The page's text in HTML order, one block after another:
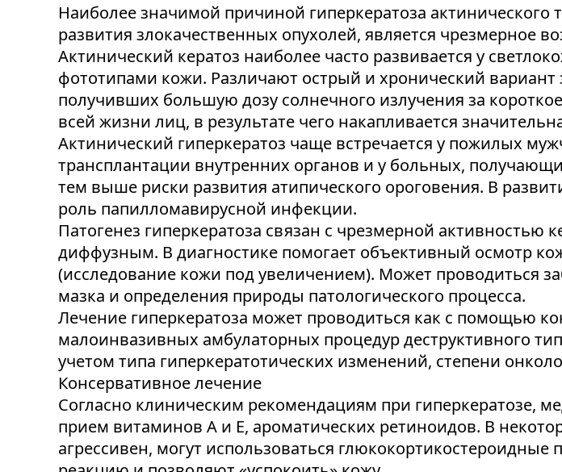
Наиболее значимой причиной гиперкератоза
развития злокачественных опухолей, является чрезмерное
Актинический кератоз наиболее часто развивается у
фототипами кожи. Различают острый и хронический
получивших большую дозу солнечного излучения за
всей жизни лиц, в результате чего накапливается
Актинический гиперкератоз чаще встречается у пожилых
трансплантации внутренних органов и у больных,
тем выше риски развития атипического ороговения. В
роль папилломавирусной инфекции.
Патогенез гиперкератоза связан с чрезмерной
диффузным. В диагностике помогает объективный осмотр
(исследование кожи под увеличением). Может проводиться
мазка и определения природы патологического процесса.
Лечение гиперкератоза может проводиться как с помощью
малоинвазивных амбулаторных процедур деструктивного
учетом типа гиперкератотических изменений, степени
Консервативное лечение
Согласно клиническим рекомендациям при гиперкератозе,
прием витаминов А и Е, ароматических ретиноидов. В
агрессивен, могут использоваться